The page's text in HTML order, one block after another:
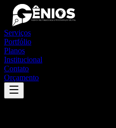
Serviços
Portfólio
Planos
Institucional
Contato
Orçamento